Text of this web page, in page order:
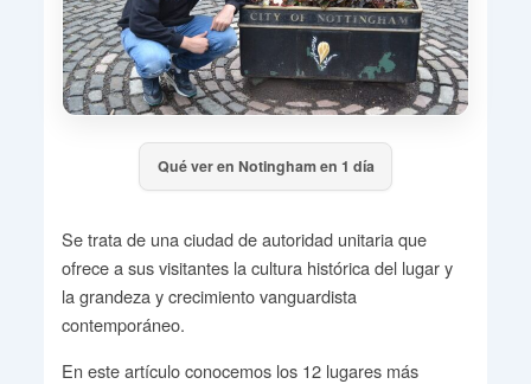
Qué ver en Notingham en 1 día
Se trata de una ciudad de autoridad unitaria que
ofrece a sus visitantes la cultura histórica del lugar y
la grandeza y crecimiento vanguardista
contemporáneo.
En este artículo conocemos los 12 lugares más